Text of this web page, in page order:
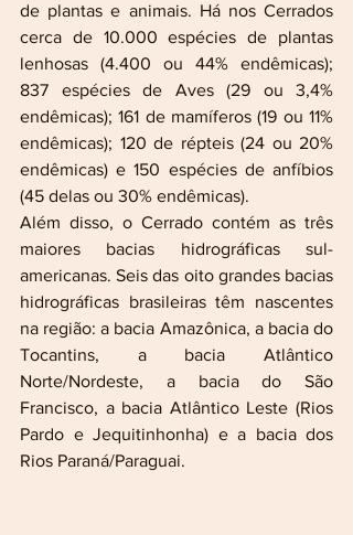
de plantas e animais. Há nos Cerrados
cerca de 10.000 espécies de plantas
lenhosas (4.400 ou 44% endêmicas);
837 espécies de Aves (29 ou 3,4%
endêmicas); 161 de mamíferos (19 ou 11%
endêmicas); 120 de répteis (24 ou 20%
endêmicas) e 150 espécies de anfíbios
(45 delas ou 30% endêmicas).
Além disso, o Cerrado contém as três
maiores bacias hidrográficas sul-
americanas. Seis das oito grandes bacias
hidrográficas brasileiras têm nascentes
na região: a bacia Amazônica, a bacia do
Tocantins, a bacia Atlântico
Norte/Nordeste, a bacia do São
Francisco, a bacia Atlântico Leste (Rios
Pardo e Jequitinhonha) e a bacia dos
Rios Paraná/Paraguai.